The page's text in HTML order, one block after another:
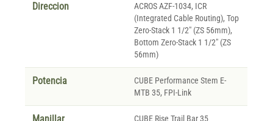
Direccion
ACROS AZF-1034, ICR
(Integrated Cable Routing), Top
Zero-Stack 1 1/2" (ZS 56mm),
Bottom Zero-Stack 1 1/2" (ZS
56mm)
Potencia
CUBE Performance Stem E-
MTB 35, FPI-Link
CUBE Rise Trail Bar 35